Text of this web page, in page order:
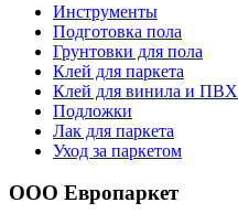
Инструменты
Подготовка пола
Грунтовки для пола
Клей для паркета
Клей для винила и ПВХ
Подложки
Лак для паркета
Уход за паркетом
ООО Европаркет